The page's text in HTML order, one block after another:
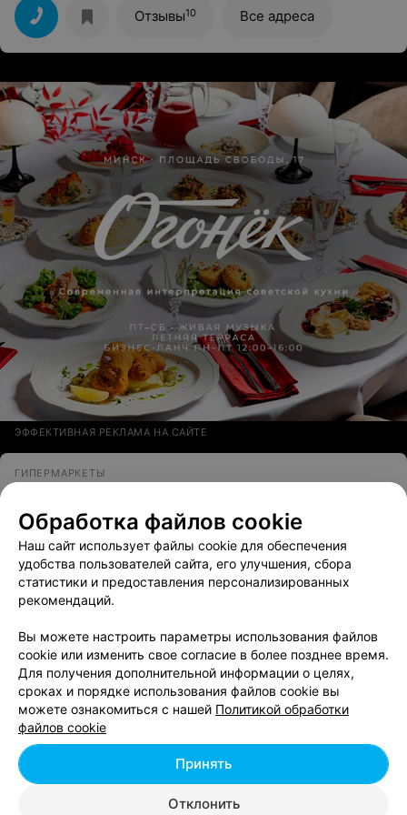
02. 2018.
Отзывы10 Все адреса
ЭФФЕКТИВНАЯ РЕКЛАМА НА САЙТЕ
ГИПЕРМАРКЕТЫ
Минск, ул. Промышленная, 2В до 19:00
Все адреса
Добавить компанию
Обработка файлов cookie
Наш сайт использует файлы cookie для обеспечения
удобства пользователей сайта, его улучшения, сбора
статистики и предоставления персонализированных
рекомендаций.
Вы можете настроить параметры использования файлов
cookie или изменить свое согласие в более позднее время.
Для получения дополнительной информации о целях,
сроках и порядке использования файлов cookie вы
можете ознакомиться с нашей Политикой обработки
файлов cookie
Отклонить
Принять